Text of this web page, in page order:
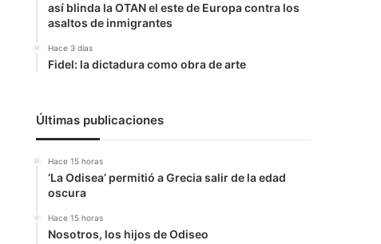
así blinda la OTAN el este de Europa contra los
asaltos de inmigrantes
Hace 3 días
Fidel: la dictadura como obra de arte
Últimas publicaciones
Hace 15 horas
‘La Odisea’ permitió a Grecia salir de la edad
oscura
Hace 15 horas
Nosotros, los hijos de Odiseo